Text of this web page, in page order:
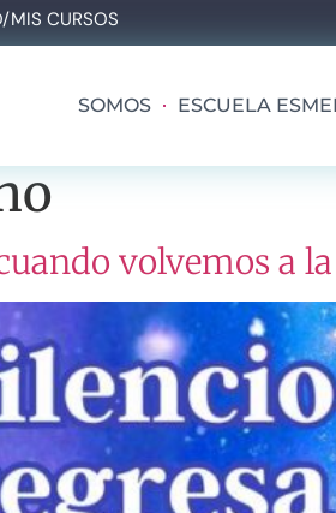
MIS CURSOS
SOMOS ESCUELA
volvemos a